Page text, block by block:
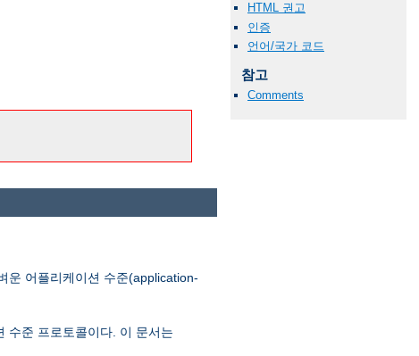
HTML 권고
인증
언어/국가 코드
참고
Comments
운 어플리케이션 수준(application-
수준 프로토콜이다. 이 문서는